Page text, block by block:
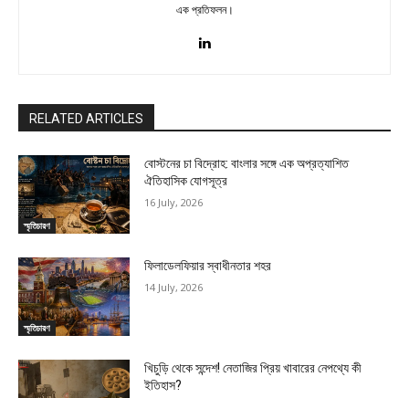
এক প্রতিফলন।
RELATED ARTICLES
স্মৃতিচারণ
বোস্টনের চা বিদ্রোহ: বাংলার সঙ্গে এক অপ্রত্যাশিত
ঐতিহাসিক যোগসূত্র
16 July, 2026
স্মৃতিচারণ
ফিলাডেলফিয়ার স্বাধীনতার শহর
14 July, 2026
খিচুড়ি থেকে সন্দেশ! নেতাজির প্রিয় খাবারের নেপথ্যে কী
ইতিহাস?